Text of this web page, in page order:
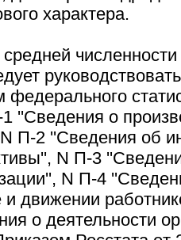
характера.
численности
''Сведения о
П-2 ''Сведения об
N П-3
N П-4
и движении
о деятельности